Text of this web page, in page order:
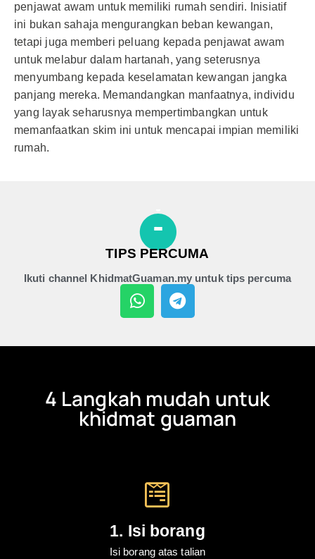
penjawat awam untuk memiliki rumah sendiri. Inisiatif
ini bukan sahaja mengurangkan beban kewangan,
tetapi juga memberi peluang kepada penjawat awam
untuk melabur dalam hartanah, yang seterusnya
menyumbang kepada keselamatan kewangan jangka
panjang mereka. Memandangkan manfaatnya, individu
yang layak seharusnya mempertimbangkan untuk
memanfaatkan skim ini untuk mencapai impian memiliki
rumah.
TIPS PERCUMA
Ikuti channel KhidmatGuaman.my untuk tips percuma
4 Langkah mudah untuk
khidmat guaman
1. Isi borang
Isi borang atas talian